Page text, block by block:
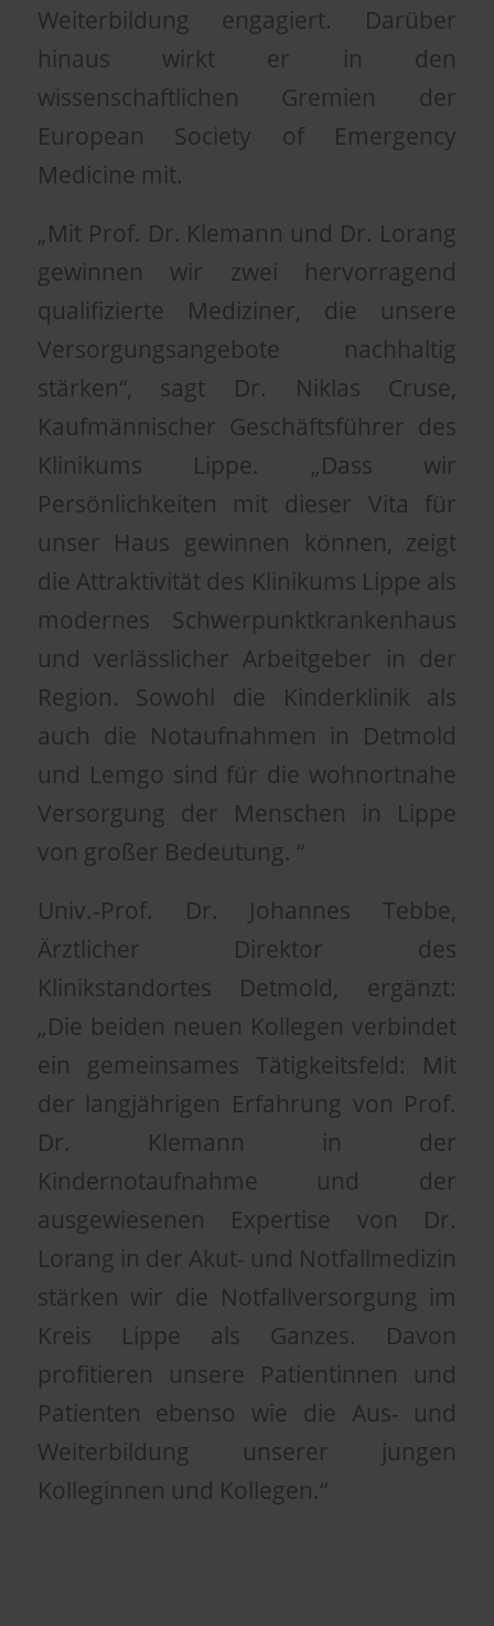
Weiterbildung engagiert. Darüber
hinaus wirkt er in den
wissenschaftlichen Gremien der
European Society of Emergency
Medicine mit.
„Mit Prof. Dr. Klemann und Dr. Lorang
gewinnen wir zwei hervorragend
qualifizierte Mediziner, die unsere
Versorgungsangebote nachhaltig
stärken“, sagt Dr. Niklas Cruse,
Kaufmännischer Geschäftsführer des
Klinikums Lippe. „Dass wir
Persönlichkeiten mit dieser Vita für
unser Haus gewinnen können, zeigt
die Attraktivität des Klinikums Lippe als
modernes Schwerpunktkrankenhaus
und verlässlicher Arbeitgeber in der
Region. Sowohl die Kinderklinik als
auch die Notaufnahmen in Detmold
und Lemgo sind für die wohnortnahe
Versorgung der Menschen in Lippe
von großer Bedeutung. “
Univ.-Prof. Dr. Johannes Tebbe,
Ärztlicher Direktor des
Klinikstandortes Detmold, ergänzt:
„Die beiden neuen Kollegen verbindet
ein gemeinsames Tätigkeitsfeld: Mit
der langjährigen Erfahrung von Prof.
Dr. Klemann in der
Kindernotaufnahme und der
ausgewiesenen Expertise von Dr.
Lorang in der Akut- und Notfallmedizin
stärken wir die Notfallversorgung im
Kreis Lippe als Ganzes. Davon
profitieren unsere Patientinnen und
Patienten ebenso wie die Aus- und
Weiterbildung unserer jungen
Kolleginnen und Kollegen.“